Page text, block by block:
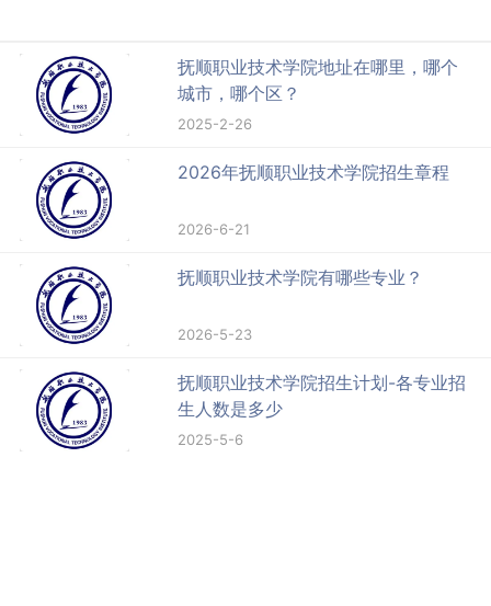
抚顺职业技术学院地址在哪里，哪个
城市，哪个区？
2025-2-26
2026年抚顺职业技术学院招生章程
2026-6-21
抚顺职业技术学院有哪些专业？
2026-5-23
抚顺职业技术学院招生计划-各专业招
生人数是多少
2025-5-6